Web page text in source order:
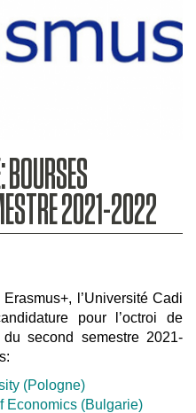
2021-2022
l’Université Cadi
pour l’octroi de
second semestre 2021-
(Pologne)
Economics (Bulgarie)